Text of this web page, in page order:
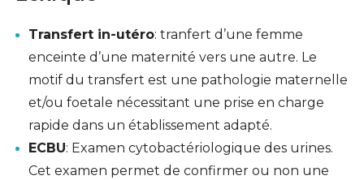
Transfert in-utéro: tranfert d’une femme
enceinte d’une maternité vers une autre. Le
motif du transfert est une pathologie maternelle
et/ou foetale nécessitant une prise en charge
rapide dans un établissement adapté.
ECBU: Examen cytobactériologique des urines.
Cet examen permet de confirmer ou non une